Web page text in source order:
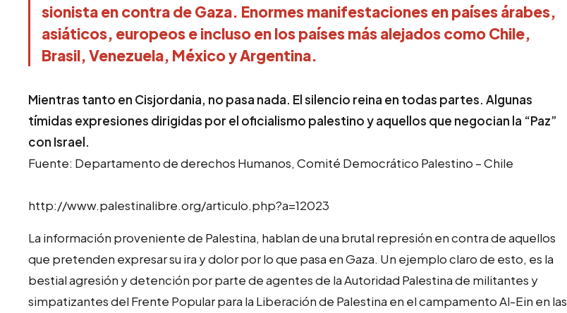
sionista en contra de Gaza. Enormes manifestaciones en países árabes,
asiáticos, europeos e incluso en los países más alejados como Chile,
Brasil, Venezuela, México y Argentina.
Mientras tanto en Cisjordania, no pasa nada. El silencio reina en todas partes. Algunas
tímidas expresiones dirigidas por el oficialismo palestino y aquellos que negocian la “Paz”
con Israel.
Fuente: Departamento de derechos Humanos, Comité Democrático Palestino – Chile
http://www.palestinalibre.org/articulo.php?a=12023
La información proveniente de Palestina, hablan de una brutal represión en contra de aquellos
que pretenden expresar su ira y dolor por lo que pasa en Gaza. Un ejemplo claro de esto, es la
bestial agresión y detención por parte de agentes de la Autoridad Palestina de militantes y
simpatizantes del Frente Popular para la Liberación de Palestina en el campamento Al-Ein en las